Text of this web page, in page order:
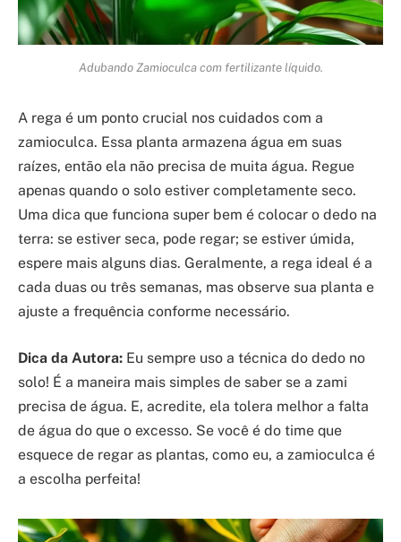
Adubando Zamioculca com fertilizante líquido.
A rega é um ponto crucial nos cuidados com a
zamioculca. Essa planta armazena água em suas
raízes, então ela não precisa de muita água. Regue
apenas quando o solo estiver completamente seco.
Uma dica que funciona super bem é colocar o dedo na
terra: se estiver seca, pode regar; se estiver úmida,
espere mais alguns dias. Geralmente, a rega ideal é a
cada duas ou três semanas, mas observe sua planta e
ajuste a frequência conforme necessário.
Dica da Autora: Eu sempre uso a técnica do dedo no
solo! É a maneira mais simples de saber se a zami
precisa de água. E, acredite, ela tolera melhor a falta
de água do que o excesso. Se você é do time que
esquece de regar as plantas, como eu, a zamioculca é
a escolha perfeita!